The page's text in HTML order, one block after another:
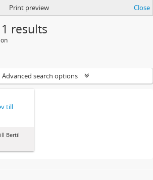
Print preview Close
results
Advanced search options
till
Bertil